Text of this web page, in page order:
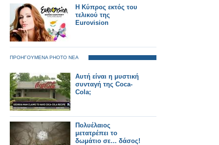
Η Κύπρος εκτός του
τελικού της
Eurovision
ΠΡΟΗΓΟΥΜΕΝΑ PHOTO ΝΕΑ
Αυτή είναι η μυστική
συνταγή της Coca-
Cola;
Πολυέλαιος
μετατρέπει το
δωμάτιο σε… δάσος!